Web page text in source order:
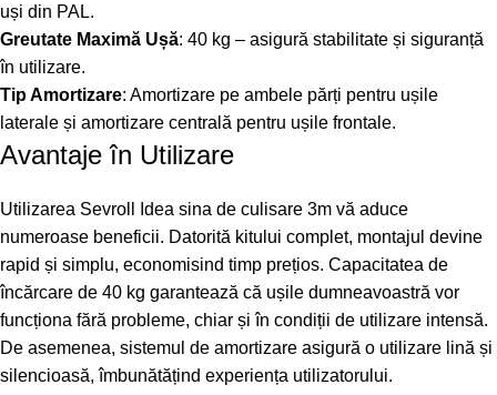
uși din PAL.
Greutate Maximă Ușă: 40 kg – asigură stabilitate și siguranță
în utilizare.
Tip Amortizare: Amortizare pe ambele părți pentru ușile
laterale și amortizare centrală pentru ușile frontale.
Avantaje în Utilizare
Utilizarea Sevroll Idea sina de culisare 3m vă aduce
numeroase beneficii. Datorită kitului complet, montajul devine
rapid și simplu, economisind timp prețios. Capacitatea de
încărcare de 40 kg garantează că ușile dumneavoastră vor
funcționa fără probleme, chiar și în condiții de utilizare intensă.
De asemenea, sistemul de amortizare asigură o utilizare lină și
silencioasă, îmbunătățind experiența utilizatorului.